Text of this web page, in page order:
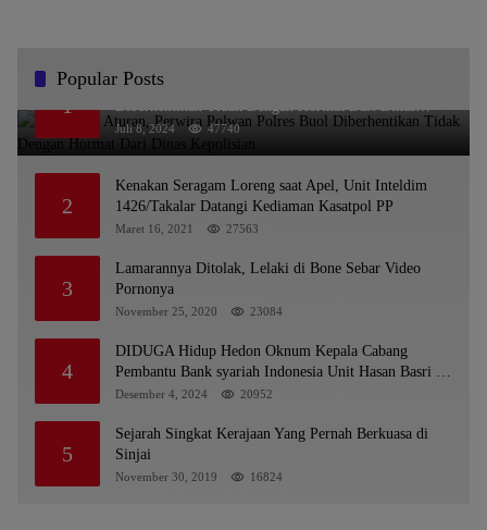
Popular Posts
1
Melanggar Aturan, Perwira Polwan Polres Buol
Diberhentikan Tidak Dengan Hormat Dari Dinas
Kepolisian
Juli 8, 2024 47740
2
Kenakan Seragam Loreng saat Apel, Unit Inteldim
1426/Takalar Datangi Kediaman Kasatpol PP
Maret 16, 2021 27563
3
Lamarannya Ditolak, Lelaki di Bone Sebar Video
Pornonya
November 25, 2020 23084
4
DIDUGA Hidup Hedon Oknum Kepala Cabang
Pembantu Bank syariah Indonesia Unit Hasan Basri di
Banjarmasin Tipu Nasabah Prioritasnya Hingga
OJK Kalsel : Bertemu Tanggal 11
Desember 4, 2024 20952
5
Sejarah Singkat Kerajaan Yang Pernah Berkuasa di
Sinjai
November 30, 2019 16824